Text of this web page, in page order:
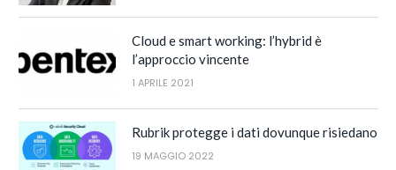
Cloud e smart working: l’hybrid è
l’approccio vincente
1 APRILE 2021
Rubrik protegge i dati dovunque risiedano
19 MAGGIO 2022